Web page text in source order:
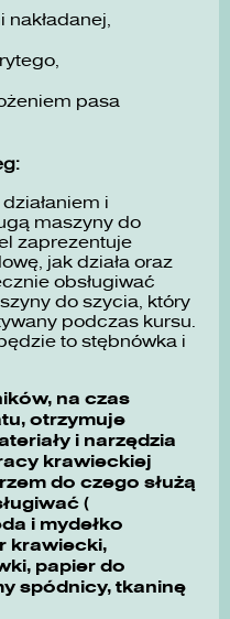
pasa
i
maszyny do
zaprezentuje
jak działa oraz
obsługiwać
do szycia, który
podczas kursu.
to stębnówka i
na czas
otrzymuje
i narzędzia
krawieckiej
do czego służą
(
i mydełko
krawiecki,
papier do
spódnicy, tkaninę